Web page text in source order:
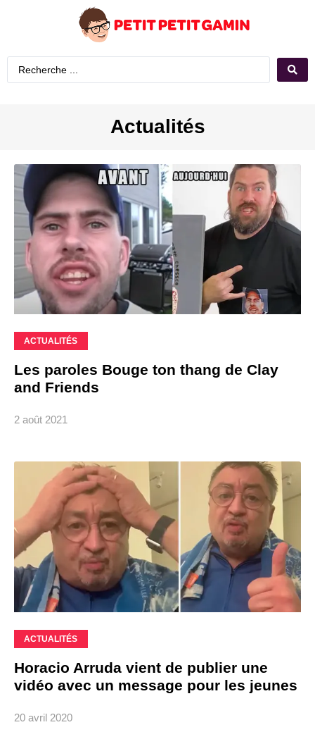
Actualités
ACTUALITÉS
Les paroles Bouge ton thang de Clay
and Friends
2 août 2021
ACTUALITÉS
Horacio Arruda vient de publier une
vidéo avec un message pour les jeunes
20 avril 2020